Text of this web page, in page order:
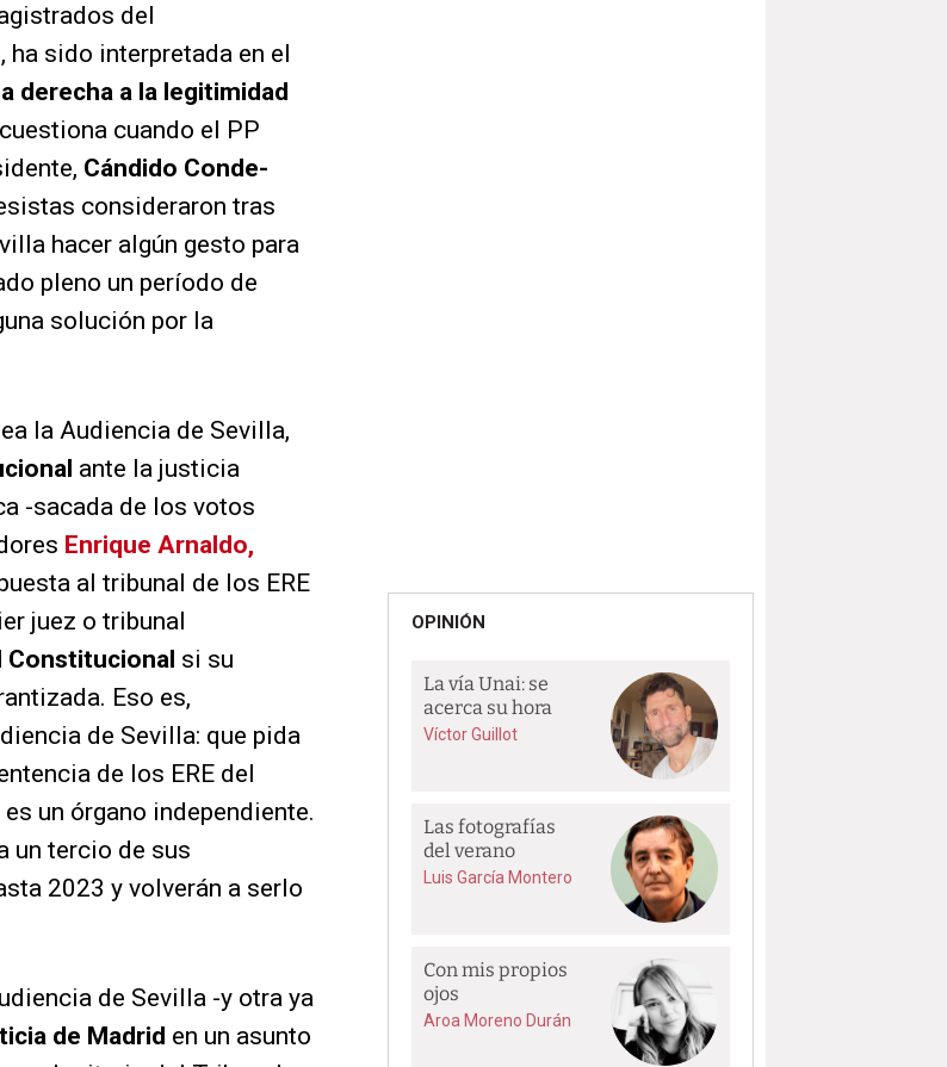
del
sido interpretada en el
derecha a la legitimidad
cuando el PP
Cándido Conde-
consideraron tras
hacer algún gesto para
pleno un período de
solución por la
la Audiencia de Sevilla,
ante la justicia
-sacada de los votos
Enrique Arnaldo,
al tribunal de los ERE
juez o tribunal
Constitucional si su
Eso es,
de Sevilla: que pida
de los ERE del
un órgano independiente.
un tercio de sus
2023 y volverán a serlo
de Sevilla -y otra ya
de Madrid en un asunto
OPINIÓN
La vía Unai: se
acerca su hora
Víctor Guillot
Las fotografías
del verano
Luis García Montero
Con mis propios
ojos
Aroa Moreno Durán